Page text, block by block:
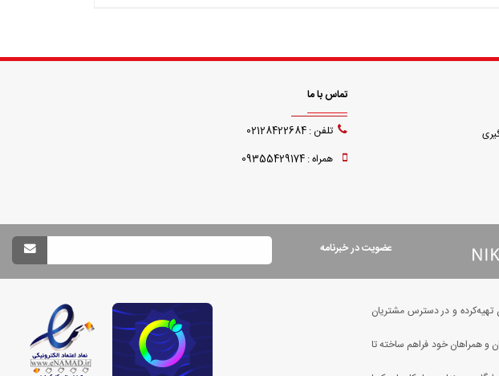
تماس با ما
تلفن : 02128422684
همراه : 09355429174
عضویت در خبرنامه
تهیه‌کرده و در دسترس مشتریان
و همراهان خود فراهم ساخته تا